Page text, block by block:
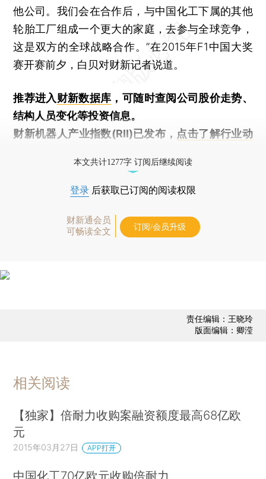
他公司。我们会在合作后，与中国化工下属的其他
轮胎工厂组成一个更大的家庭，去参与全球竞争，
这是双方的全球战略合作。”在2015年F1中国大奖
赛开赛前夕，白贝对财新记者说道。
推荐进入财新数据库 ，可随时查阅公司股价走势、
结构人员变化等投资信息。
财新机器人产业指数(RII)已发布， 点击了解行业动
本文共计1277字 订阅后继续阅读
登录 后获取已订阅的阅读权限
财新通会员
可畅读全文
订阅/会员升级
责任编辑：王晓玲
版面编辑：卿滢
相关阅读
【独家】倍耐力收购案融资额度最高68亿欧
元
2015年03月27日 APP打开
中国化工70亿欧元收购倍耐力